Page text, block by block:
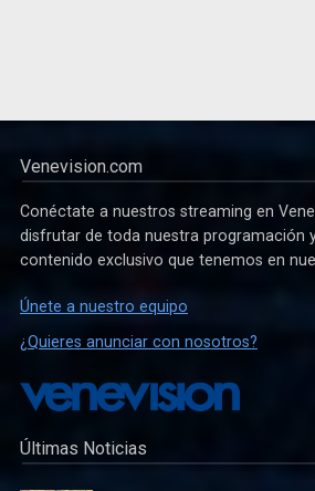
Venevision.com
Conéctate a nuestros streaming en
disfrutar de toda nuestra programación
contenido exclusivo que tenemos en
Únete a nuestro equipo
¿Quieres anunciar con nosotros?
Últimas Noticias